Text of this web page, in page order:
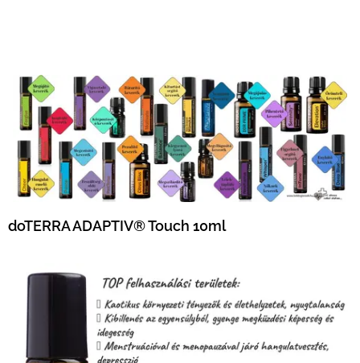
doTERRA ADAPTIV® Touch 10ml